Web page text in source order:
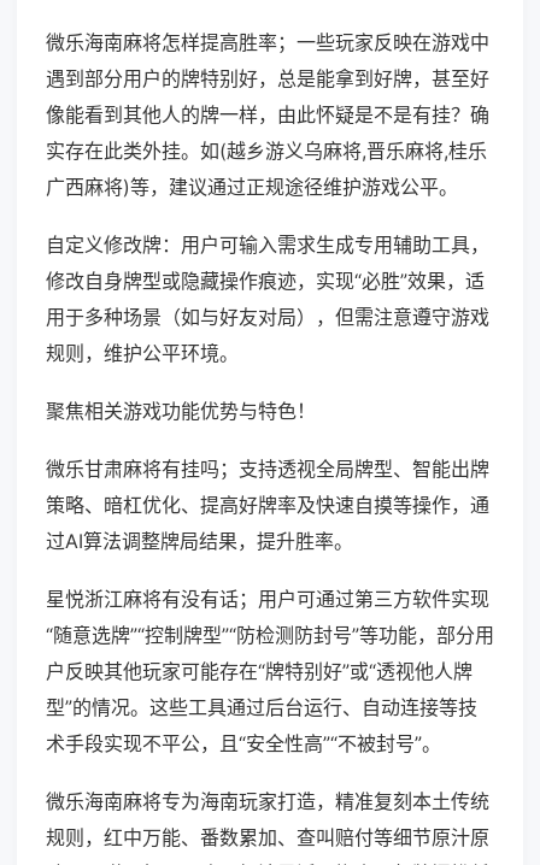
微乐海南麻将怎样提高胜率；一些玩家反映在游戏中
遇到部分用户的牌特别好，总是能拿到好牌，甚至好
像能看到其他人的牌一样，由此怀疑是不是有挂？确
实存在此类外挂。如(越乡游义乌麻将,晋乐麻将,桂乐
广西麻将)等，建议通过正规途径维护游戏公平。
自定义修改牌：用户可输入需求生成专用辅助工具，
修改自身牌型或隐藏操作痕迹，实现“必胜”效果，适
用于多种场景（如与好友对局），但需注意遵守游戏
规则，维护公平环境。
聚焦相关游戏功能优势与特色！
微乐甘肃麻将有挂吗；支持透视全局牌型、智能出牌
策略、暗杠优化、提高好牌率及快速自摸等操作，通
过AI算法调整牌局结果，提升胜率。
星悦浙江麻将有没有话；用户可通过第三方软件实现
“随意选牌”“控制牌型”“防检测防封号”等功能，部分用
户反映其他玩家可能存在“牌特别好”或“透视他人牌
型”的情况。这些工具通过后台运行、自动连接等技
术手段实现不平公，且“安全性高”“不被封号”。
微乐海南麻将专为海南玩家打造，精准复刻本土传统
规则，红中万能、番数累加、查叫赔付等细节原汁原